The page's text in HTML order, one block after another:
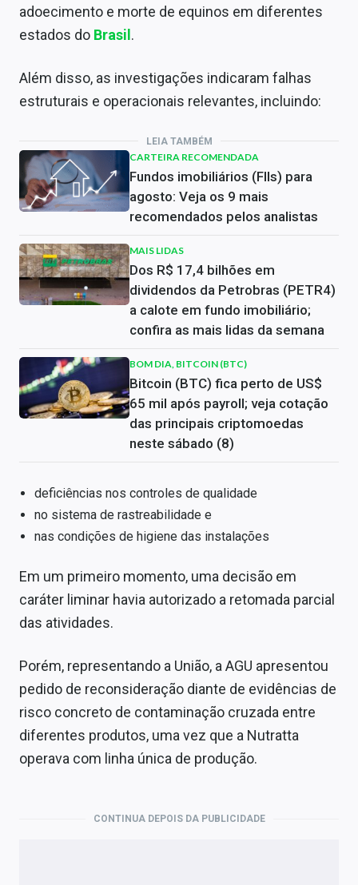
adoecimento e morte de equinos em diferentes
estados do Brasil .
Além disso, as investigações indicaram falhas
estruturais e operacionais relevantes, incluindo:
LEIA TAMBÉM
CARTEIRA RECOMENDADA
Fundos imobiliários (FIIs) para
agosto: Veja os 9 mais
recomendados pelos analistas
MAIS LIDAS
Dos R$ 17,4 bilhões em
dividendos da Petrobras (PETR4)
a calote em fundo imobiliário;
confira as mais lidas da semana
BOM DIA, BITCOIN (BTC)
Bitcoin (BTC) fica perto de US$
65 mil após payroll; veja cotação
das principais criptomoedas
neste sábado (8)
deficiências nos controles de qualidade
no sistema de rastreabilidade e
nas condições de higiene das instalações
Em um primeiro momento, uma decisão em
caráter liminar havia autorizado a retomada parcial
das atividades.
Porém, representando a União, a AGU apresentou
pedido de reconsideração diante de evidências de
risco concreto de contaminação cruzada entre
diferentes produtos, uma vez que a Nutratta
operava com linha única de produção.
CONTINUA DEPOIS DA PUBLICIDADE